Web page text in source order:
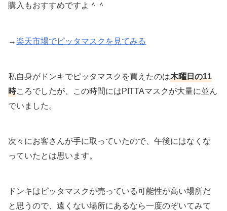
購入もおすすめですよ＾＾
→楽天市場でピッタマスクを見てみる
私自身がドンキでピッタマスクを買えたのは木曜日の11
時ころでしたが、この時間にはPITTAマスクが大量に並ん
でいました。
次々にお客さんが手に取っていたので、午後にはなくな
っていたとは思います。
ドンキはピッタマスクが売っている可能性が高い場所だ
と思うので、遠くない場所にあるなら一度のぞいてみて